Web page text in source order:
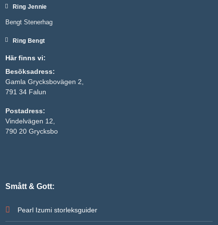
Ring Jennie
Bengt Stenerhag
Ring Bengt
Här finns vi:
Besöksadress:
Gamla Grycksbovägen 2,
791 34 Falun
Postadress:
Vindelvägen 12,
790 20 Grycksbo
Smått & Gott:
Pearl Izumi storleksguider